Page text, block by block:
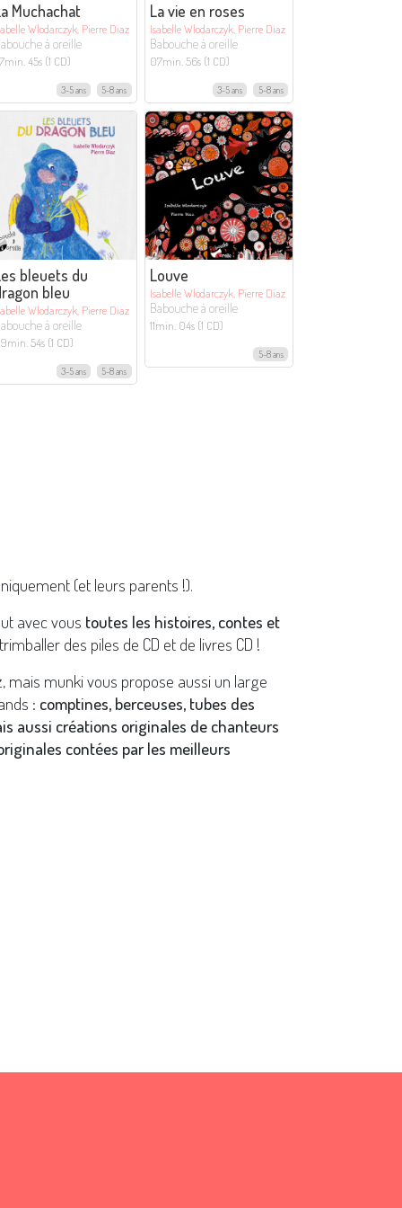
Muchachat
Wlodarczyk, Pierre Diaz
à oreille
45s (1 CD)
3-5 ans 5-8 ans
La vie en roses
Isabelle Wlodarczyk, Pierre Diaz
Babouche à oreille
07min. 56s (1 CD)
3-5 ans 5-8 ans
bleuets du
bleu
Wlodarczyk, Pierre Diaz
à oreille
54s (1 CD)
3-5 ans 5-8 ans
Louve
Isabelle Wlodarczyk, Pierre Diaz
Babouche à oreille
11min. 04s (1 CD)
5-8 ans
(et leurs parents !).
avec vous toutes les histoires, contes et
des piles de CD et de livres CD !
mais munki vous propose aussi un large
: comptines, berceuses, tubes des
aussi créations originales de chanteurs
contées par les meilleurs